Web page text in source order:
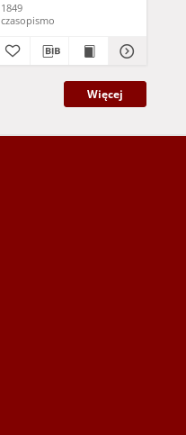
1849
czasopismo
Więcej